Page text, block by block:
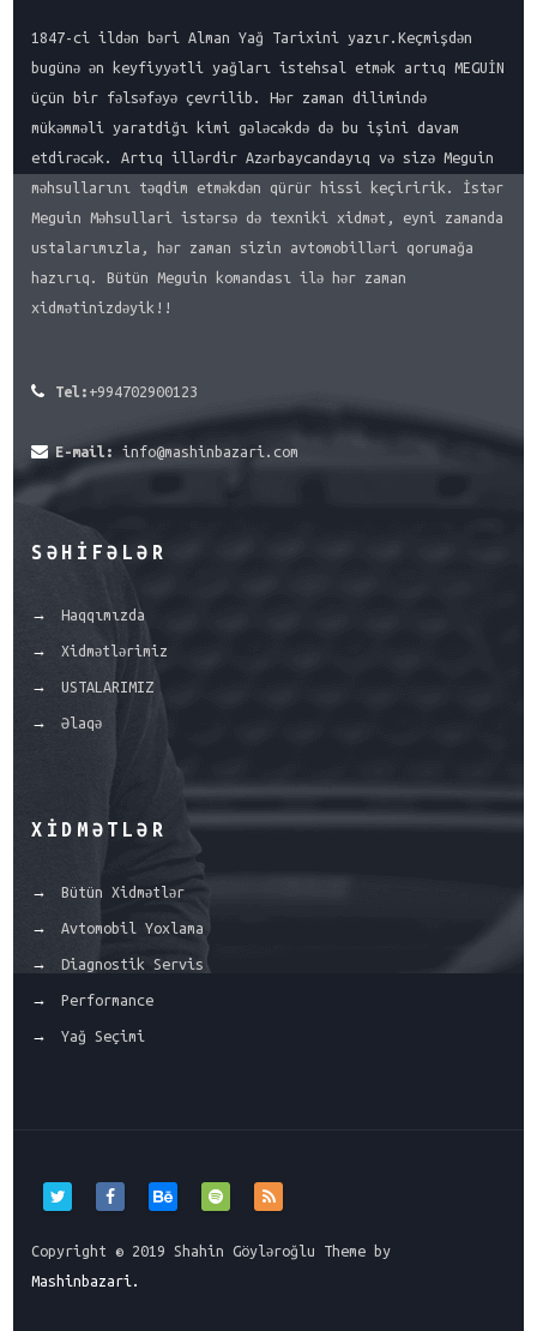
1847-ci ildən bəri Alman Yağ Tarixini yazır.Keçmişdən
bugünə ən keyfiyyətli yağları istehsal etmək artıq MEGUİN
üçün bir fəlsəfəyə çevrilib. Hər zaman dilimində
mükəmməli yaratdiğı kimi gələcəkdə də bu işini davam
etdirəcək. Artıq illərdir Azərbaycandayıq və sizə Meguin
məhsullarını təqdim etməkdən qürür hissi keçiririk. İstər
Meguin Məhsullari istərsə də texniki xidmət, eyni zamanda
ustalarımızla, hər zaman sizin avtomobilləri qorumağa
hazırıq. Bütün Meguin komandası ilə hər zaman
xidmətinizdəyik!!
Tel: +994702900123
E-mail:info@mashinbazari.com
SƏHIFƏLƏR
Haqqımızda
Xidmətlərimiz
USTALARIMIZ
Əlaqə
XIDMƏTLƏR
Bütün Xidmətlər
Avtomobil Yoxlama
Diagnostik Servis
Performance
Yağ Seçimi
Copyright © 2019 Shahin Göyləroğlu Theme by
Mashinbazari.